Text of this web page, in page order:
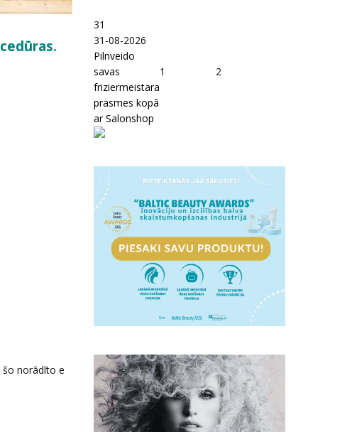
šo norādīto e
31
31-08-2026
Pilnveido
savas
friziermeistara
prasmes kopā
ar Salonshop
1 2